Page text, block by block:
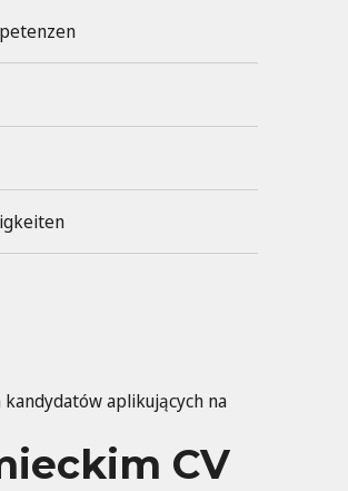
kandydatów aplikujących na
CV